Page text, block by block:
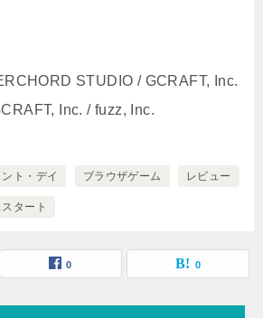
STUDIO / GCRAFT, Inc.
Inc. / fuzz, Inc.
ト・デイ ブラウザゲーム レビュー
タート
0 0